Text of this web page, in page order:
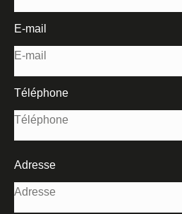
E-mail
Téléphone
Adresse